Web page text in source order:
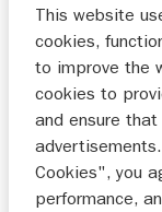
This website
cookies,
to improve the
cookies to
and ensure
Cookies", you
performance,